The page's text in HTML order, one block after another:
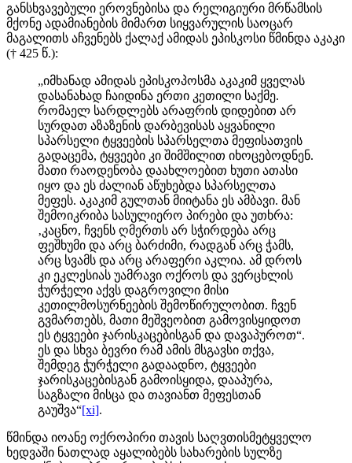
განსხვავებული ეროვნებისა და რელიგიური მრწამსის
მქონე ადამიანების მიმართ სიყვარულის საოცარ
მაგალითს აჩვენებს ქალაქ ამიდას ეპისკოსი წმინდა აკაკი
(† 425 წ.):
„იმხანად ამიდას ეპისკოპოსმა აკაკიმ ყველას
დასანახად ჩაიდინა ერთი კეთილი საქმე.
რომაელ სარდლებს არაფრის დიდებით არ
სურდათ აზაზენის დარბევისას აყვანილი
სპარსელი ტყვეების სპარსელთა მეფისათვის
გადაცემა, ტყვეები კი შიმშილით იხოცებოდნენ.
მათი რაოდენობა დაახლოებით ხუთი ათასი
იყო და ეს ძალიან აწუხებდა სპარსელთა
მეფეს. აკაკიმ გულთან მიიტანა ეს ამბავი. მან
შემოიკრიბა სასულიერო პირები და უთხრა:
‚კაცნო, ჩვენს ღმერთს არ სჭირდება არც
ფეშხუმი და არც ბარძიმი, რადგან არც ჭამს,
არც სვამს და არც არაფერი აკლია. ამ დროს
კი ეკლესიას უამრავი ოქროს და ვერცხლის
ჭურჭელი აქვს დაგროვილი მისი
კეთილმოსურნეების შემოწირულობით. ჩვენ
გვმართებს, მათი მეშვეობით გამოვისყიდოთ
ეს ტყვეები ჯარისკაცებისგან და დავაპუროთ“.
ეს და სხვა ბევრი რამ ამის მსგავსი თქვა,
შემდეგ ჭურჭელი გადაადნო, ტყვეები
ჯარისკაცებისგან გამოისყიდა, დააპურა,
საგზალი მისცა და თავიანთ მეფესთან
გაუშვა“[xi].
წმინდა იოანე ოქროპირი თავის საღვთისმეტყველო
ხედვაში ნათლად აყალიბებს სახარების სულზე